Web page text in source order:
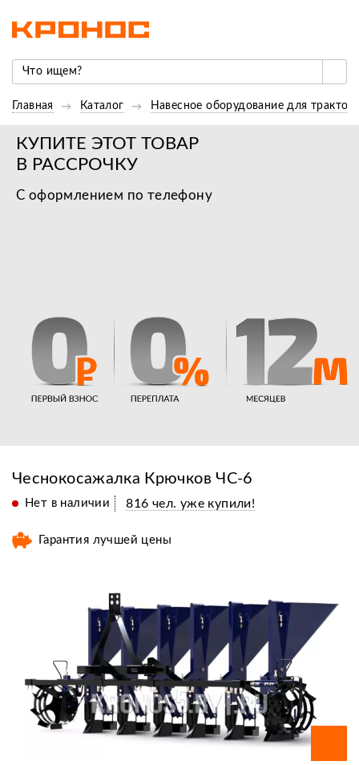
Главная Каталог Навесное оборудование для
КУПИТЕ ЭТОТ ТОВАР
В РАССРОЧКУ
С оформлением по телефону
Чеснокосажалка Крючков ЧС-6
Нет в наличии 816 чел. уже купили!
Гарантия лучшей цены